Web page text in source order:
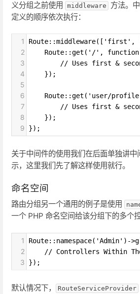
义分组之前使用
middleware
方法。
定义的顺序依次执行：
1 Route::middleware(['first',
2
Route::get('/',
3
// Uses first &
4
    });
5
6
Route::get('user/
7
// Uses first &
8
    });
9 });
关于中间件的使用我们在后面单独讲
示，这里我们先了解这样使用就行。
命名空间
路由分组另一个通用的例子是使用
一个 PHP 命名空间给该分组下的多个控
1 Route::namespace('Admin')-
2
// Controllers Within
3 });
默认情况下， RouteServiceProvider